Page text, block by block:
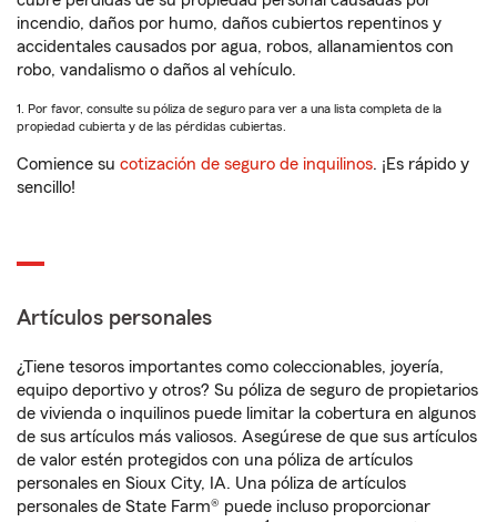
incendio, daños por humo, daños cubiertos repentinos y
accidentales causados por agua, robos, allanamientos con
robo, vandalismo o daños al vehículo.
1. Por favor, consulte su póliza de seguro para ver a una lista completa de la
propiedad cubierta y de las pérdidas cubiertas.
Comience su cotización de seguro de inquilinos. ¡Es rápido y
sencillo!
Artículos personales
¿Tiene tesoros importantes como coleccionables, joyería,
equipo deportivo y otros? Su póliza de seguro de propietarios
de vivienda o inquilinos puede limitar la cobertura en algunos
de sus artículos más valiosos. Asegúrese de que sus artículos
de valor estén protegidos con una póliza de artículos
personales en Sioux City, IA. Una póliza de artículos
personales de State Farm® puede incluso proporcionar